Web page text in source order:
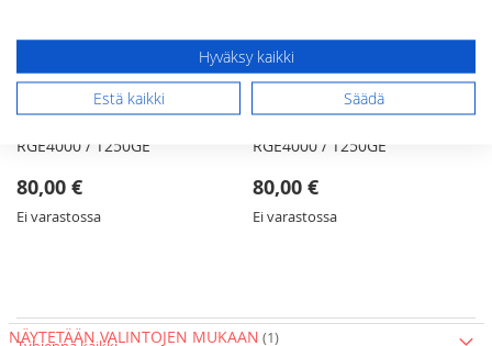
RGE4000 / T250GE
80,00 €
Ei varastossa
RGE4000 / T250GE
80,00 €
Ei varastossa
NÄYTETÄÄN VALINTOJEN MUKAAN
Hyväksy kaikki
Estä kaikki
Säädä